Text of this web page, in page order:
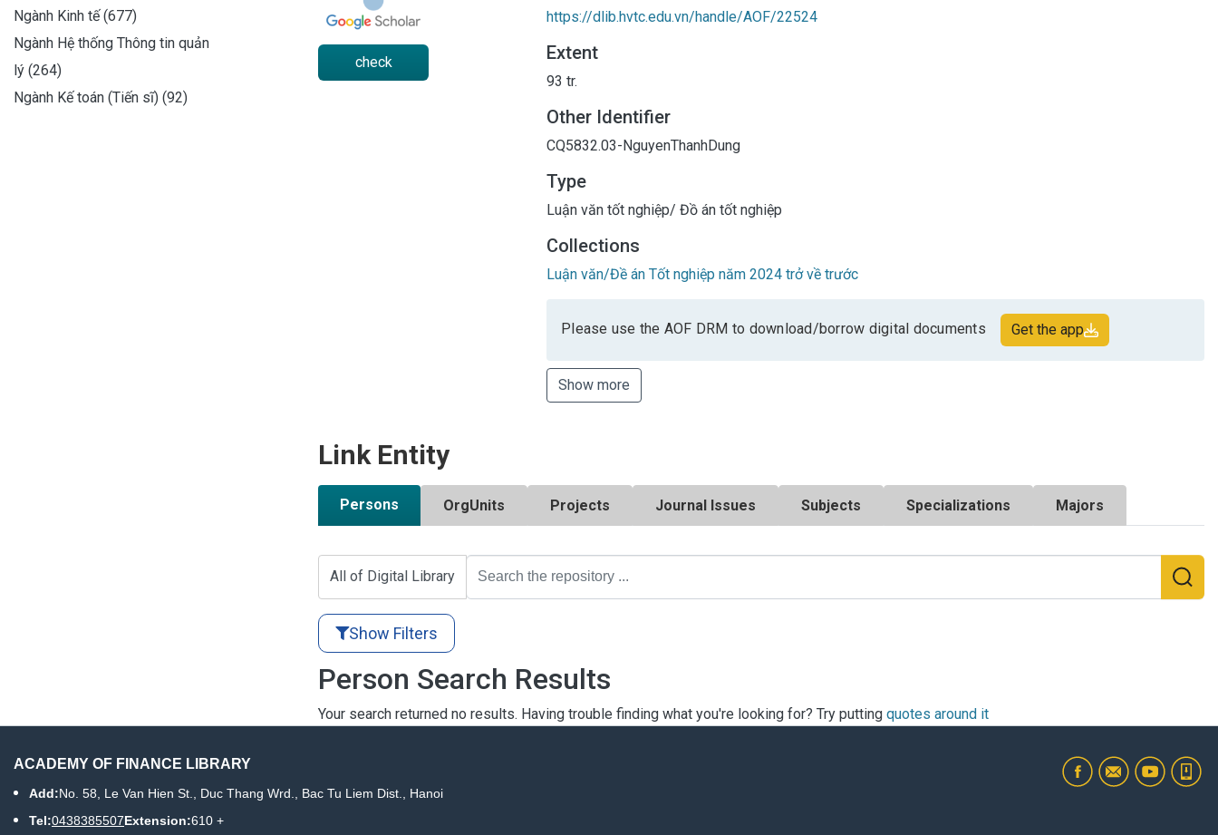
Ngành Kinh tế (677)
Ngành Hệ thống Thông tin quản
lý (264)
Ngành Kế toán (Tiến sĩ) (92)
check
https://dlib.hvtc.edu.vn/handle/AOF/22524
Extent
93 tr.
Other Identifier
CQ5832.03-NguyenThanhDung
Type
Luận văn tốt nghiệp/ Đồ án tốt nghiệp
Collections
Luận văn/Đề án Tốt nghiệp năm 2024 trở về trước
Please use the AOF DRM to download/borrow digital documents Get the app
Show more
Link Entity
Persons OrgUnits Projects Journal Issues Subjects Specializations Majors
All of Digital Library
Show Filters
Person Search Results
Your search returned no results. Having trouble finding what you're looking for? Try putting quotes around it
ACADEMY OF FINANCE LIBRARY
Add:No. 58, Le Van Hien St., Duc Thang Wrd., Bac Tu Liem Dist., Hanoi
Tel:0438385507Extension:610 +